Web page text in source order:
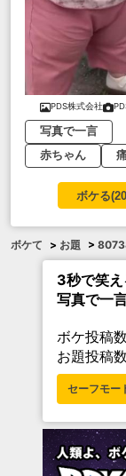
PDS株式会社
写真で一言
赤ちゃん
ボケる(20
ボケて > お題 >
3秒で笑
写真で一
ボケ投稿数
お題投稿数
セーフモー